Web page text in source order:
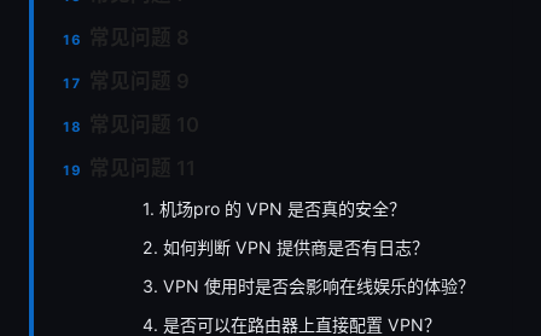
1. 机场pro 的 VPN 是否真的安全？
2. 如何判断 VPN 提供商是否有日志？
3. VPN 使用时是否会影响在线娱乐的体验？
4. 是否可以在路由器上直接配置 VPN？